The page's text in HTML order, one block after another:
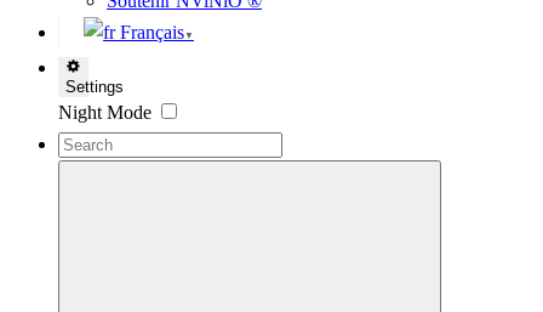
Français ▼
Settings
Night Mode